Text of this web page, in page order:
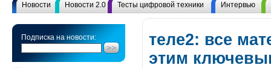
Новости Новости 2.0 Тесты цифровой техники Интервью
Подписка на новости:
теле2: все
этим